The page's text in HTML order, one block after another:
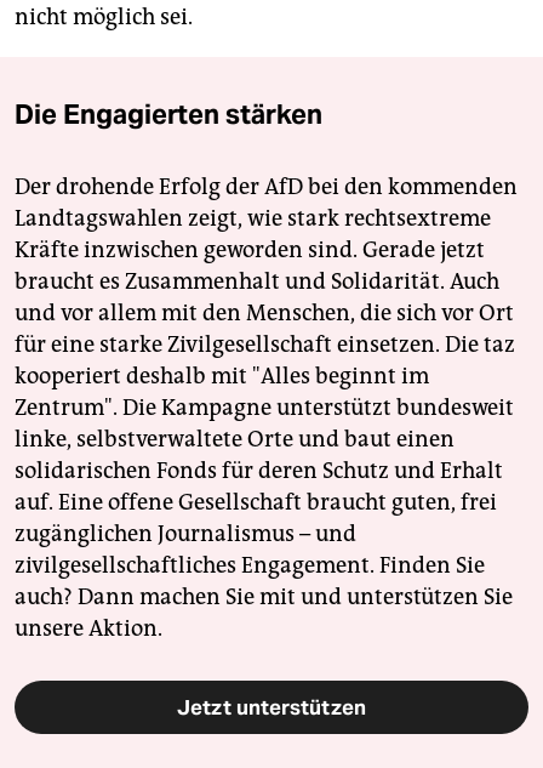
nicht möglich sei.
Die Engagierten stärken
Der drohende Erfolg der AfD bei den kommenden
Landtagswahlen zeigt, wie stark rechtsextreme
Kräfte inzwischen geworden sind. Gerade jetzt
braucht es Zusammenhalt und Solidarität. Auch
und vor allem mit den Menschen, die sich vor Ort
für eine starke Zivilgesellschaft einsetzen. Die taz
kooperiert deshalb mit "Alles beginnt im
Zentrum". Die Kampagne unterstützt bundesweit
linke, selbstverwaltete Orte und baut einen
solidarischen Fonds für deren Schutz und Erhalt
auf. Eine offene Gesellschaft braucht guten, frei
zugänglichen Journalismus – und
zivilgesellschaftliches Engagement. Finden Sie
auch? Dann machen Sie mit und unterstützen Sie
unsere Aktion.
Jetzt unterstützen